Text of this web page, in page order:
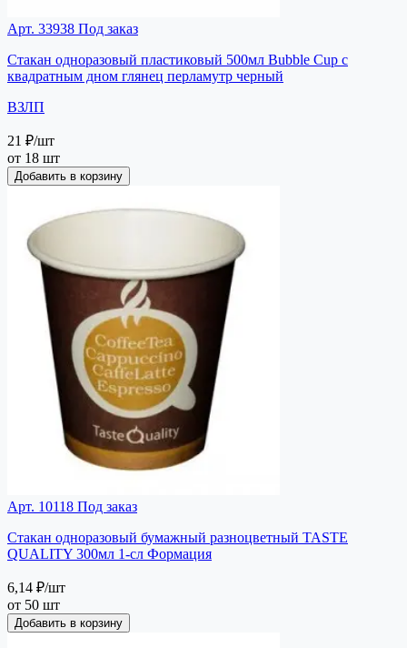
Арт. 33938 Под заказ
Стакан одноразовый пластиковый 500мл Bubble Cup с
квадратным дном глянец перламутр черный
ВЗЛП
21 ₽/шт
от 18 шт
Добавить в корзину
Арт. 10118 Под заказ
Стакан одноразовый бумажный разноцветный TASTE
QUALITY 300мл 1-сл Формация
6,14 ₽/шт
от 50 шт
Добавить в корзину